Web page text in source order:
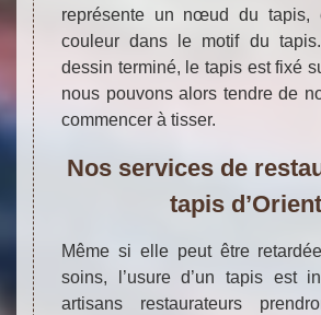
représente un nœud du tapis,
couleur dans le motif du
dessin terminé, le tapis est fixé
nous pouvons alors tendre de
commencer à tisser.
Nos services de
tapis d’Orient
Même si elle peut être
soins, l’usure d’un tapis est
artisans restaurateurs